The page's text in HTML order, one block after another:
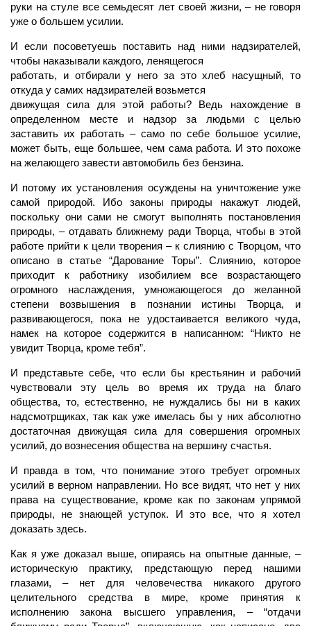
руки на стуле все семьдесят лет своей жизни, – не говоря
уже о большем усилии.
И если посоветуешь поставить над ними надзирателей,
чтобы наказывали каждого, ленящегося
работать, и отбирали у него за это хлеб насущный, то
откуда у самих надзирателей возьмется
движущая сила для этой работы? Ведь нахождение в
определенном месте и надзор за людьми с целью
заставить их работать – само по себе большое усилие,
может быть, еще большее, чем сама работа. И это похоже
на желающего завести автомобиль без бензина.
И потому их установления осуждены на уничтожение уже
самой природой. Ибо законы природы накажут людей,
поскольку они сами не смогут выполнять постановления
природы, – отдавать ближнему ради Творца, чтобы в этой
работе прийти к цели творения – к слиянию с Творцом, что
описано в статье “Дарование Торы”. Слиянию, которое
приходит к работнику изобилием все возрастающего
огромного наслаждения, умножающегося до желанной
степени возвышения в познании истины Творца, и
развивающегося, пока не удостаивается великого чуда,
намек на которое содержится в написанном: “Никто не
увидит Творца, кроме тебя”.
И представьте себе, что если бы крестьянин и рабочий
чувствовали эту цель во время их труда на благо
общества, то, естественно, не нуждались бы ни в каких
надсмотрщиках, так как уже имелась бы у них абсолютно
достаточная движущая сила для совершения огромных
усилий, до вознесения общества на вершину счастья.
И правда в том, что понимание этого требует огромных
усилий в верном направлении. Но все видят, что нет у них
права на существование, кроме как по законам упрямой
природы, не знающей уступок. И это все, что я хотел
доказать здесь.
Как я уже доказал выше, опираясь на опытные данные, –
историческую практику, предстающую перед нашими
глазами, – нет для человечества никакого другого
целительного средства в мире, кроме принятия к
исполнению закона высшего управления, – “отдачи